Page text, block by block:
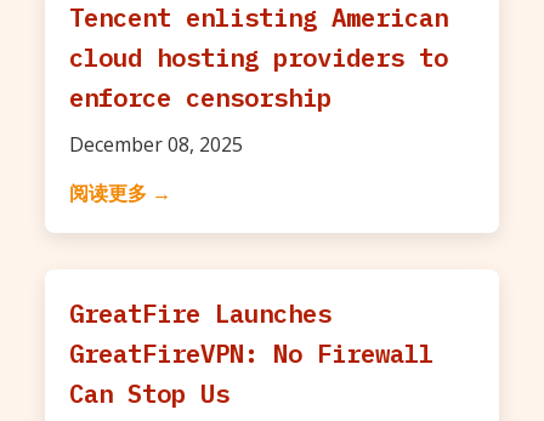
Tencent enlisting American
cloud hosting providers to
enforce censorship
December 08, 2025
阅读更多 →
GreatFire Launches
GreatFireVPN: No Firewall
Can Stop Us